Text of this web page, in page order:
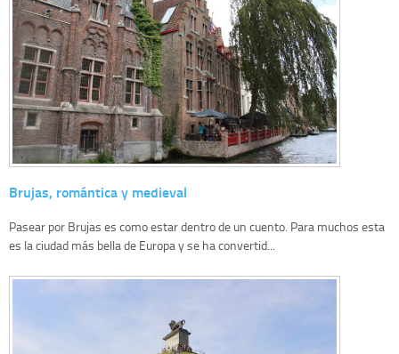
Brujas, romántica y medieval
Pasear por Brujas es como estar dentro de un cuento. Para muchos esta
es la ciudad más bella de Europa y se ha convertid...